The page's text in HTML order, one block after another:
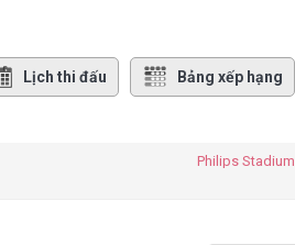
Lịch thi đấu Bảng xếp hạng
Philips Stadium